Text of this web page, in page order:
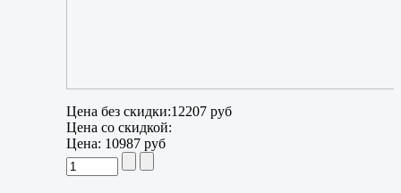
Цена без скидки:12207 руб
Цена со скидкой:
Цена: 10987 руб